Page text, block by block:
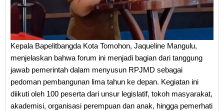
Kepala Bapelitbangda Kota Tomohon, Jaqueline Mangulu,
menjelaskan bahwa forum ini menjadi bagian dari tanggung
jawab pemerintah dalam menyusun RPJMD sebagai
pedoman pembangunan lima tahun ke depan. Kegiatan ini
diikuti oleh 100 peserta dari unsur legislatif, tokoh masyarakat,
akademisi, organisasi perempuan dan anak, hingga pemerhati